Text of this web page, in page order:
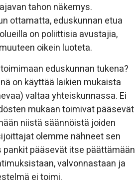
tahon näkemys.
ottamatta, eduskunnan etua
on poliittisia avustajia,
oikein luoteta.
eduskunnan tukena?
on käyttää laikien mukaista
valtaa yhteiskunnassa. Ei
mukaan toimivat pääsevät
niistä säännöistä joiden
olemme nähneet sen
pääsevät itse päättämään
valvonnastaan ja
ei toimi.